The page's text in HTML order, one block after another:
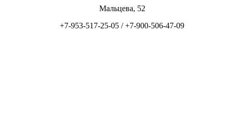
Мальцева, 52
+7-953-517-25-05 /+7-900-506-47-09